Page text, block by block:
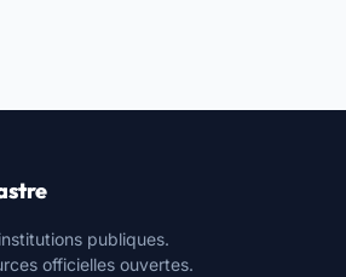
publiques.
officielles ouvertes.